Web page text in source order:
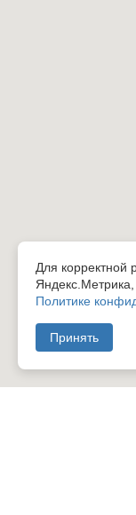
Для корректной
Политике
Принять